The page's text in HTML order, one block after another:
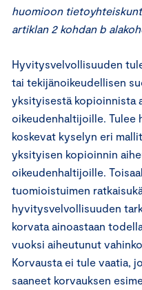
huomioon
artiklan 2 kohdan b
Hyvitysvelvollisuuden
tai tekijänoikeudellisen
yksityisestä kopioinnista
oikeudenhaltijoille. Tulee
koskevat kyselyn eri
yksityisen kopioinnin
oikeudenhaltijoille.
tuomioistuimen
hyvitysvelvollisuuden
korvata ainoastaan
vuoksi aiheutunut
Korvausta ei tule vaatia,
saaneet korvauksen